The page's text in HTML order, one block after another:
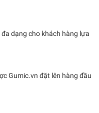
dạng cho khách hàng lựa
Gumic.vn đặt lên hàng đầu